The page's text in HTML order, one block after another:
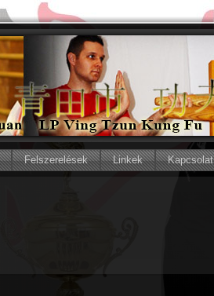
Felszerelések Linkek Kapcsolat